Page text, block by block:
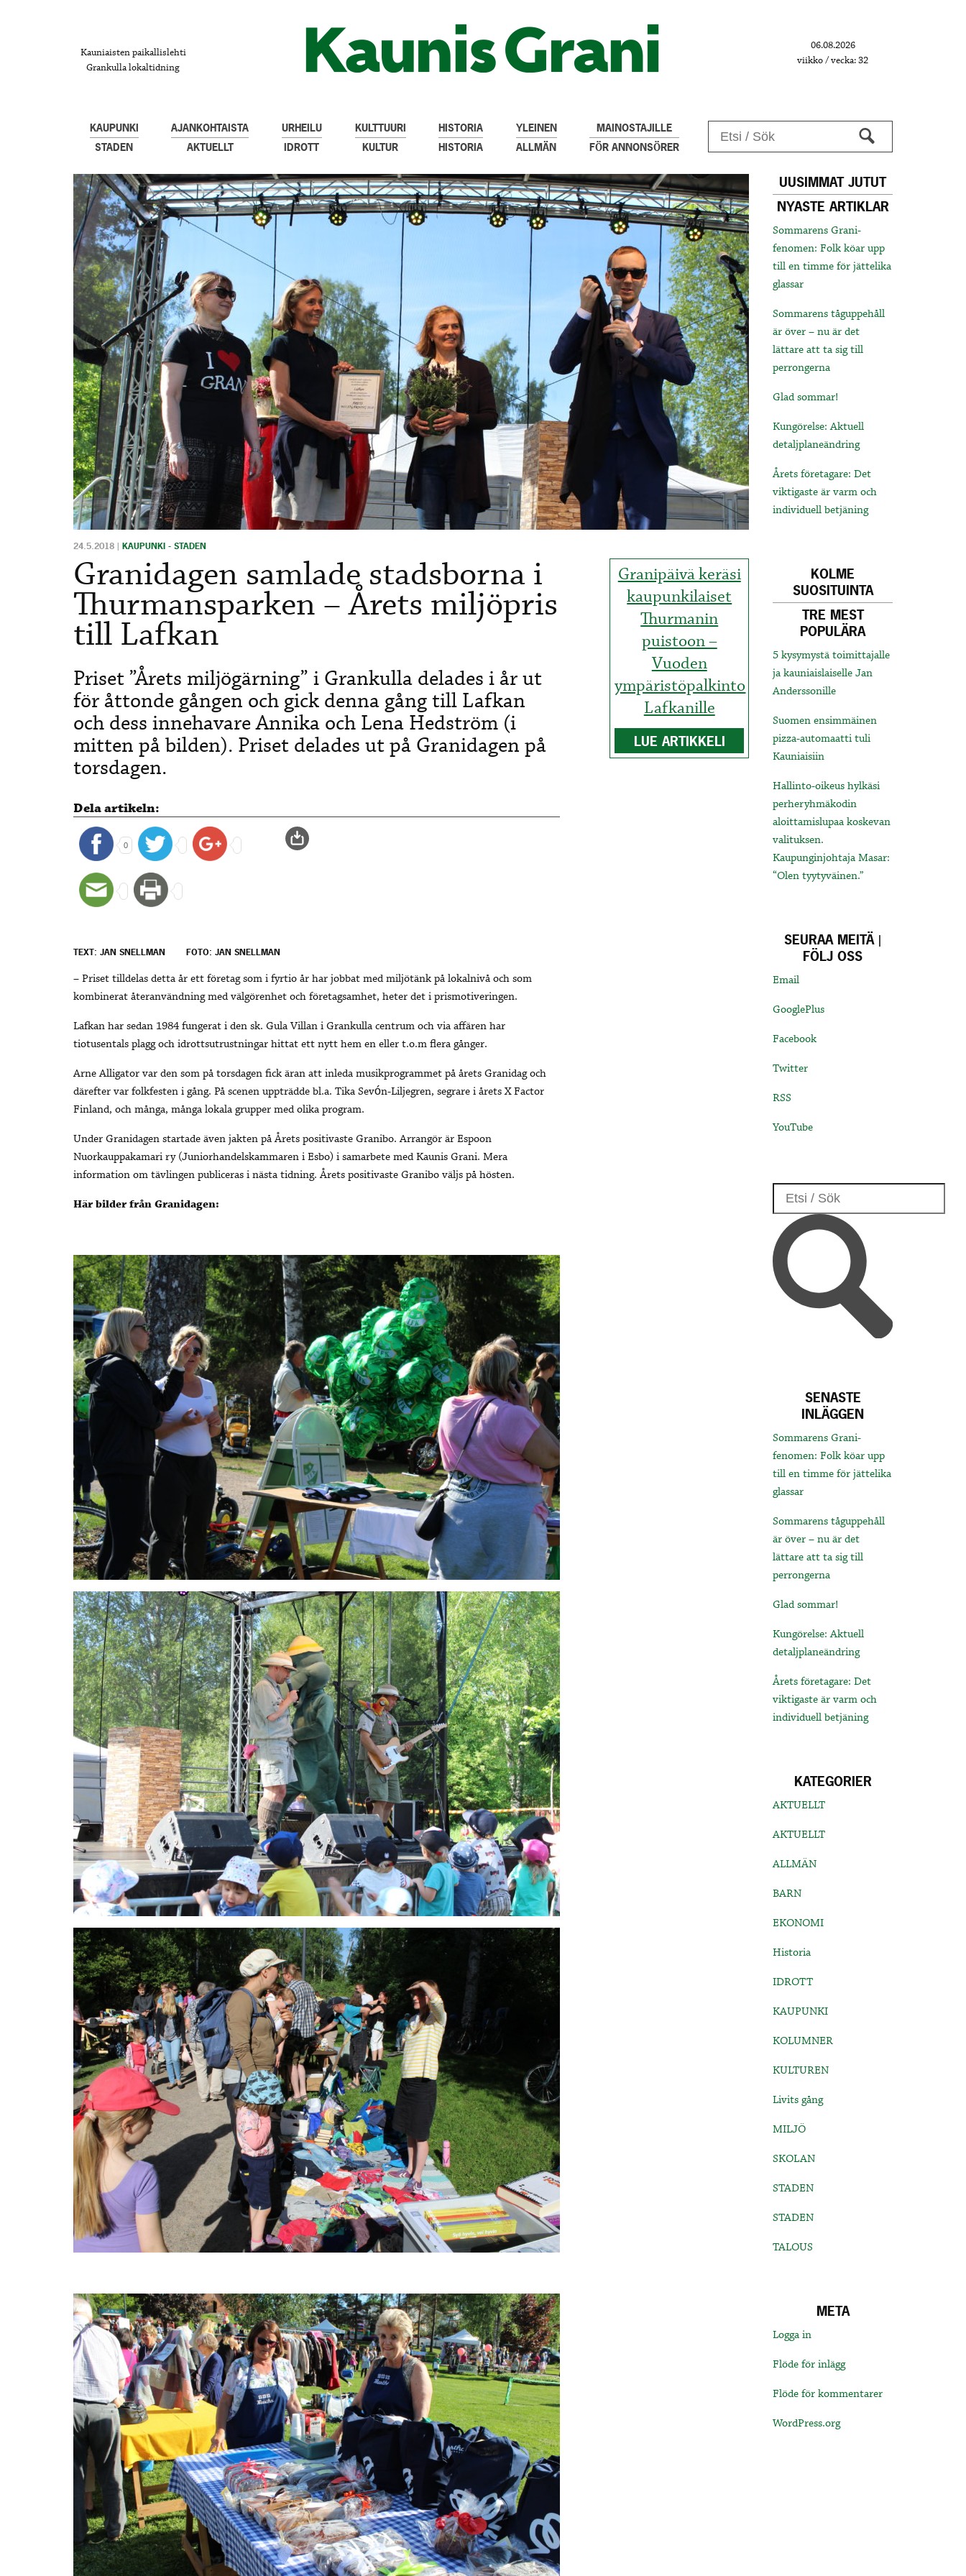
Kauniaisten paikallislehti
Grankulla lokaltidning
06.08.2026
viikko / vecka: 32
KAUPUNKI
STADEN
AJANKOHTAISTA
AKTUELLT
URHEILU
IDROTT
KULTTUURI
KULTUR
HISTORIA
HISTORIA
YLEINEN
ALLMÄN
MAINOSTAJILLE
FÖR ANNONSÖRER
Granipäivä keräsi
kaupunkilaiset
Thurmanin
puistoon –
Vuoden
ympäristöpalkinto
Lafkanille
LUE ARTIKKELI
24.5.2018 | KAUPUNKI - STADEN
Granidagen samlade stadsborna i
Thurmansparken – Årets miljöpris
till Lafkan
Priset ”Årets miljögärning” i Grankulla delades i år ut
för åttonde gången och gick denna gång till Lafkan
och dess innehavare Annika och Lena Hedström (i
mitten på bilden). Priset delades ut på Granidagen på
torsdagen.
Dela artikeln:
0
TEXT: JAN SNELLMAN FOTO: JAN SNELLMAN
– Priset tilldelas detta år ett företag som i fyrtio år har jobbat med miljötänk på lokalnivå och som
kombinerat återanvändning med välgörenhet och företagsamhet, heter det i prismotiveringen.
Lafkan har sedan 1984 fungerat i den sk. Gula Villan i Grankulla centrum och via affären har
tiotusentals plagg och idrottsutrustningar hittat ett nytt hem en eller t.o.m flera gånger.
Arne Alligator var den som på torsdagen fick äran att inleda musikprogrammet på årets Granidag och
därefter var folkfesten i gång. På scenen uppträdde bl.a. Tika Sevón-Liljegren, segrare i årets X Factor
Finland, och många, många lokala grupper med olika program.
Under Granidagen startade även jakten på Årets positivaste Granibo. Arrangör är Espoon
Nuorkauppakamari ry (Juniorhandelskammaren i Esbo) i samarbete med Kaunis Grani. Mera
information om tävlingen publiceras i nästa tidning. Årets positivaste Granibo väljs på hösten.
Här bilder från Granidagen:
UUSIMMAT JUTUT
NYASTE ARTIKLAR
Sommarens Grani-
fenomen: Folk köar upp
till en timme för jättelika
glassar
Sommarens tåguppehåll
är över – nu är det
lättare att ta sig till
perrongerna
Glad sommar!
Kungörelse: Aktuell
detaljplaneändring
Årets företagare: Det
viktigaste är varm och
individuell betjäning
KOLME
SUOSITUINTA
TRE MEST
POPULÄRA
5 kysymystä toimittajalle
ja kauniaislaiselle Jan
Anderssonille
Suomen ensimmäinen
pizza-automaatti tuli
Kauniaisiin
Hallinto-oikeus hylkäsi
perheryhmäkodin
aloittamislupaa koskevan
valituksen.
Kaupunginjohtaja Masar:
“Olen tyytyväinen.”
SEURAA MEITÄ |
FÖLJ OSS
Email
GooglePlus
Facebook
Twitter
RSS
YouTube
SENASTE
INLÄGGEN
Sommarens Grani-
fenomen: Folk köar upp
till en timme för jättelika
glassar
Sommarens tåguppehåll
är över – nu är det
lättare att ta sig till
perrongerna
Glad sommar!
Kungörelse: Aktuell
detaljplaneändring
Årets företagare: Det
viktigaste är varm och
individuell betjäning
KATEGORIER
AKTUELLT
AKTUELLT
ALLMÄN
BARN
EKONOMI
Historia
IDROTT
KAUPUNKI
KOLUMNER
KULTUREN
Livits gång
MILJÖ
SKOLAN
STADEN
STADEN
TALOUS
META
Logga in
Flöde för inlägg
Flöde för kommentarer
WordPress.org